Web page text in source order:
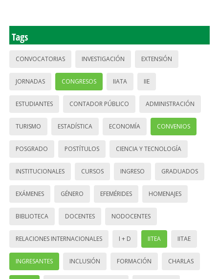
Tags
CONVOCATORIAS INVESTIGACIÓN EXTENSIÓN
JORNADAS CONGRESOS IIATA IIE
ESTUDIANTES CONTADOR PÚBLICO ADMINISTRACIÓN
TURISMO ESTADÍSTICA ECONOMÍA CONVENIOS
POSGRADO POSTÍTULOS CIENCIA Y TECNOLOGÍA
INSTITUCIONALES CURSOS INGRESO GRADUADOS
EXÁMENES GÉNERO EFEMÉRIDES HOMENAJES
BIBLIOTECA DOCENTES NODOCENTES
RELACIONES INTERNACIONALES I + D IITEA IITAE
INGRESANTES INCLUSIÓN FORMACIÓN CHARLAS